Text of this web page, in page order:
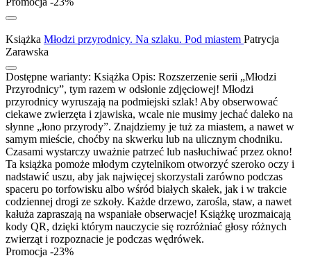
Książka Młodzi przyrodnicy. Na szlaku. Pod miastem Patrycja
Zarawska
Dostępne warianty: Książka Opis: Rozszerzenie serii „Młodzi
Przyrodnicy”, tym razem w odsłonie zdjęciowej! Młodzi
przyrodnicy wyruszają na podmiejski szlak! Aby obserwować
ciekawe zwierzęta i zjawiska, wcale nie musimy jechać daleko na
słynne „łono przyrody”. Znajdziemy je tuż za miastem, a nawet w
samym mieście, choćby na skwerku lub na ulicznym chodniku.
Czasami wystarczy uważnie patrzeć lub nasłuchiwać przez okno!
Ta książka pomoże młodym czytelnikom otworzyć szeroko oczy i
nadstawić uszu, aby jak najwięcej skorzystali zarówno podczas
spaceru po torfowisku albo wśród białych skałek, jak i w trakcie
codziennej drogi ze szkoły. Każde drzewo, zarośla, staw, a nawet
kałuża zapraszają na wspaniałe obserwacje! Książkę urozmaicają
kody QR, dzięki którym nauczycie się rozróżniać głosy różnych
zwierząt i rozpoznacie je podczas wędrówek.
Promocja -23%